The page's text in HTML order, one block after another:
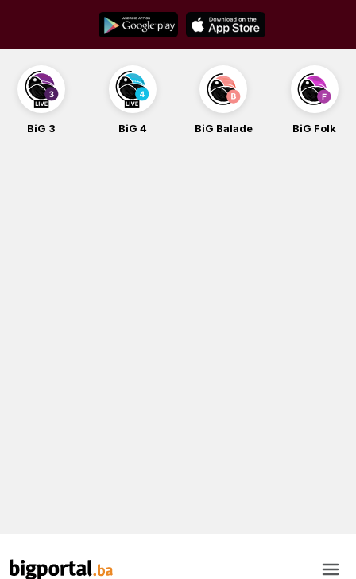
content
BiG 3 BiG 4 BiG Balade BiG Folk